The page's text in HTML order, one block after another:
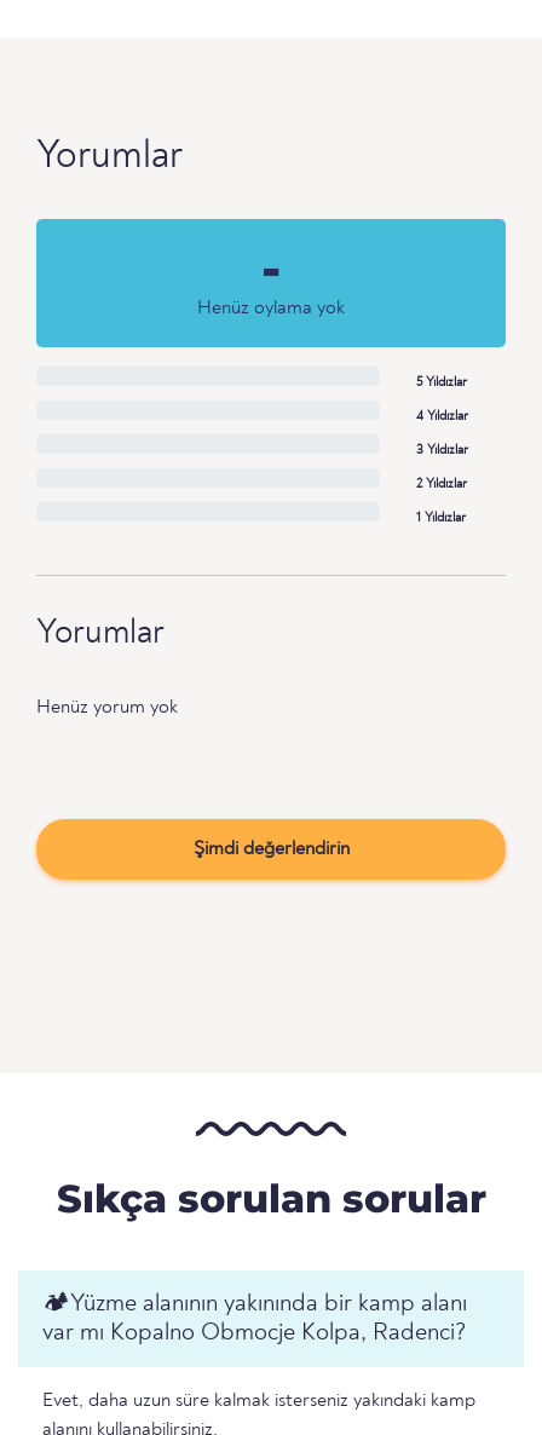
Yorumlar
-
Henüz oylama yok
5 Yıldızlar
4 Yıldızlar
3 Yıldızlar
2 Yıldızlar
1 Yıldızlar
Yorumlar
Henüz yorum yok
Şimdi değerlendirin
Sıkça sorulan sorular
🏕️️Yüzme alanının yakınında bir kamp alanı
var mı Kopalno Obmocje Kolpa, Radenci?
Evet, daha uzun süre kalmak isterseniz yakındaki kamp
alanını kullanabilirsiniz.